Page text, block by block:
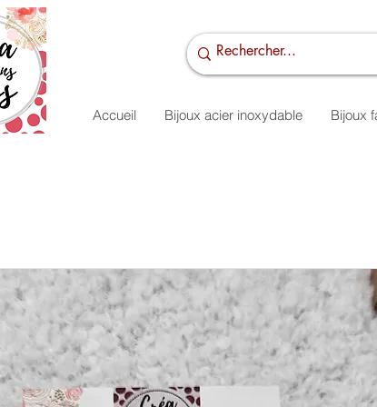
Accueil Bijoux acier inoxydable Bijoux